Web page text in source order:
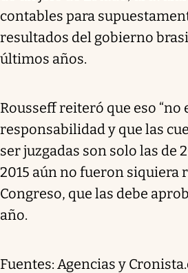
contables para
resultados del gobierno
últimos años.
Rousseff reiteró que eso “no
responsabilidad y que las
ser juzgadas son solo las de
2015 aún no fueron siquiera
Congreso, que las debe
año.
Fuentes: Agencias y